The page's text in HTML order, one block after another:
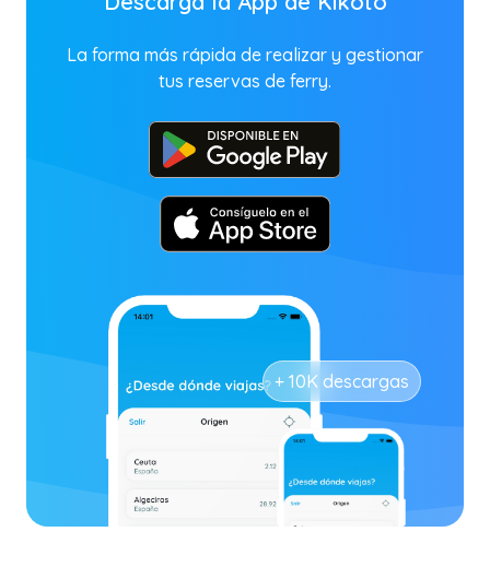
La forma más rápida de realizar y gestionar
tus reservas de ferry.
+ 10K descargas